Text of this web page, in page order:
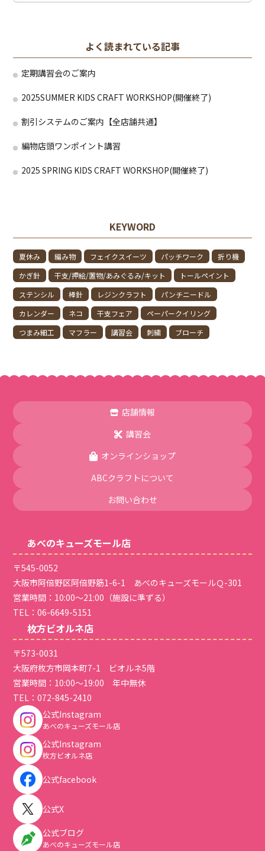
よく読まれている記事
定期講習会のご案内
2025SUMMER KIDS CRAFT WORKSHOP(開催終了)
割引システムのご案内【全店舗共通】
編物店頭ワンポイント講習
2025 SPRING KIDS CRAFT WORKSHOP(開催終了)
KEYWORD
夏休み 編み物 フェイクスイーツ パッチワーク
折り機
かぎ針
干支/押絵/置物/あみぐるみ/キット
トールペイント
ステンシル
棒針 レジンクラフト
パンチニードル
カレンダー
ネコ 干支フェア
ペーパークイリング
つまみ細工
マフラー 講習会 刺繍 ブローチ
店舗情報
講習会
オンラインショップ
ABCクラフトについて
お問い合わせ
あべのキューズモール店
〒545-0052
大阪市阿倍野区阿倍野筋1-6-1 あべのキューズモールＱ-301
営業時間：10:00～21:00（施設に準ずる）
TEL：06-6649-5151
枚方ビオルネ店
〒573-0031
大阪府枚方市岡本町7-1 ビオルネ5階
営業時間：10:00～19:00 年中無休
TEL：072-845-2410
公式Instagram
あべのキューズモール店
公式Instagram
枚方ビオルネ店
公式facebook
公式X
公式ブログ
あべのキューズモール店